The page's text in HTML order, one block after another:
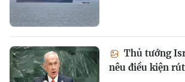
Thủ tướng
nêu điều kiện